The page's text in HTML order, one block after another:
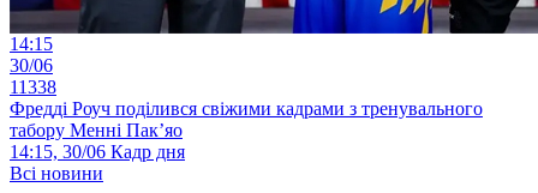
14:15
30/06
11338
Фредді Роуч поділився свіжими кадрами з тренувального
табору Менні Пак’яо
14:15, 30/06 Кадр дня
Всі новини